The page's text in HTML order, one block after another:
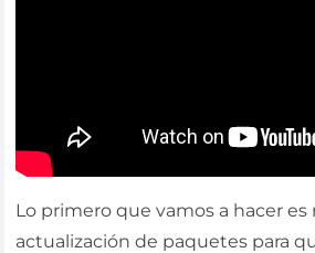
Lo primero que vamos a hacer es
actualización de paquetes para